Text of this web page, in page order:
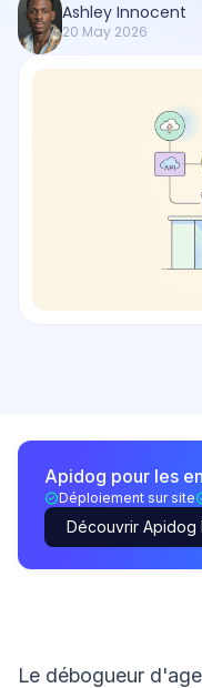
Ashley Innocent
20 May 2026
Apidog pour les
Déploiement sur site
Découvrir Apidog
Le débogueur